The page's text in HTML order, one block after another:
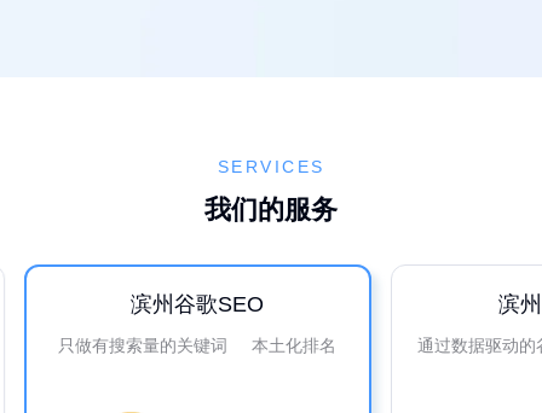
SERVICES
我们的服务
滨州谷歌SEO
只做有搜索量的关键词 本土化排名
滨
通过数据驱动的